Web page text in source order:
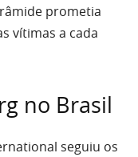
prometia
vítimas a cada
no Brasil
seguiu os